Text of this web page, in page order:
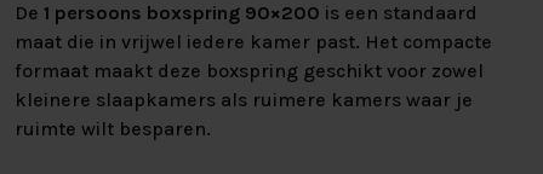
De 1 persoons boxspring 90×200 is een standaard
maat die in vrijwel iedere kamer past. Het compacte
formaat maakt deze boxspring geschikt voor zowel
kleinere slaapkamers als ruimere kamers waar je
ruimte wilt besparen.